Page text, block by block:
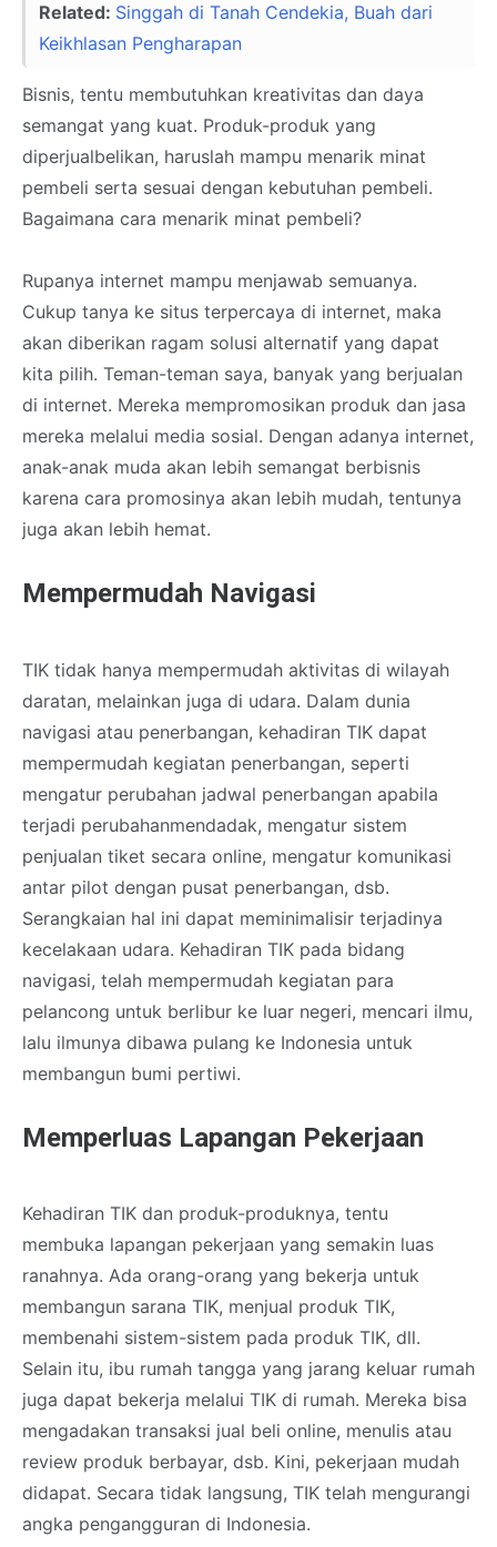
Related: Singgah di Tanah Cendekia, Buah dari
Keikhlasan Pengharapan
Bisnis, tentu membutuhkan kreativitas dan daya
semangat yang kuat. Produk-produk yang
diperjualbelikan, haruslah mampu menarik minat
pembeli serta sesuai dengan kebutuhan pembeli.
Bagaimana cara menarik minat pembeli?
Rupanya internet mampu menjawab semuanya.
Cukup tanya ke situs terpercaya di internet, maka
akan diberikan ragam solusi alternatif yang dapat
kita pilih. Teman-teman saya, banyak yang berjualan
di internet. Mereka mempromosikan produk dan jasa
mereka melalui media sosial. Dengan adanya internet,
anak-anak muda akan lebih semangat berbisnis
karena cara promosinya akan lebih mudah, tentunya
juga akan lebih hemat.
Mempermudah Navigasi
TIK tidak hanya mempermudah aktivitas di wilayah
daratan, melainkan juga di udara. Dalam dunia
navigasi atau penerbangan, kehadiran TIK dapat
mempermudah kegiatan penerbangan, seperti
mengatur perubahan jadwal penerbangan apabila
terjadi perubahanmendadak, mengatur sistem
penjualan tiket secara online, mengatur komunikasi
antar pilot dengan pusat penerbangan, dsb.
Serangkaian hal ini dapat meminimalisir terjadinya
kecelakaan udara. Kehadiran TIK pada bidang
navigasi, telah mempermudah kegiatan para
pelancong untuk berlibur ke luar negeri, mencari ilmu,
lalu ilmunya dibawa pulang ke Indonesia untuk
membangun bumi pertiwi.
Memperluas Lapangan Pekerjaan
Kehadiran TIK dan produk-produknya, tentu
membuka lapangan pekerjaan yang semakin luas
ranahnya. Ada orang-orang yang bekerja untuk
membangun sarana TIK, menjual produk TIK,
membenahi sistem-sistem pada produk TIK, dll.
Selain itu, ibu rumah tangga yang jarang keluar rumah
juga dapat bekerja melalui TIK di rumah. Mereka bisa
mengadakan transaksi jual beli online, menulis atau
review produk berbayar, dsb. Kini, pekerjaan mudah
didapat. Secara tidak langsung, TIK telah mengurangi
angka pengangguran di Indonesia.